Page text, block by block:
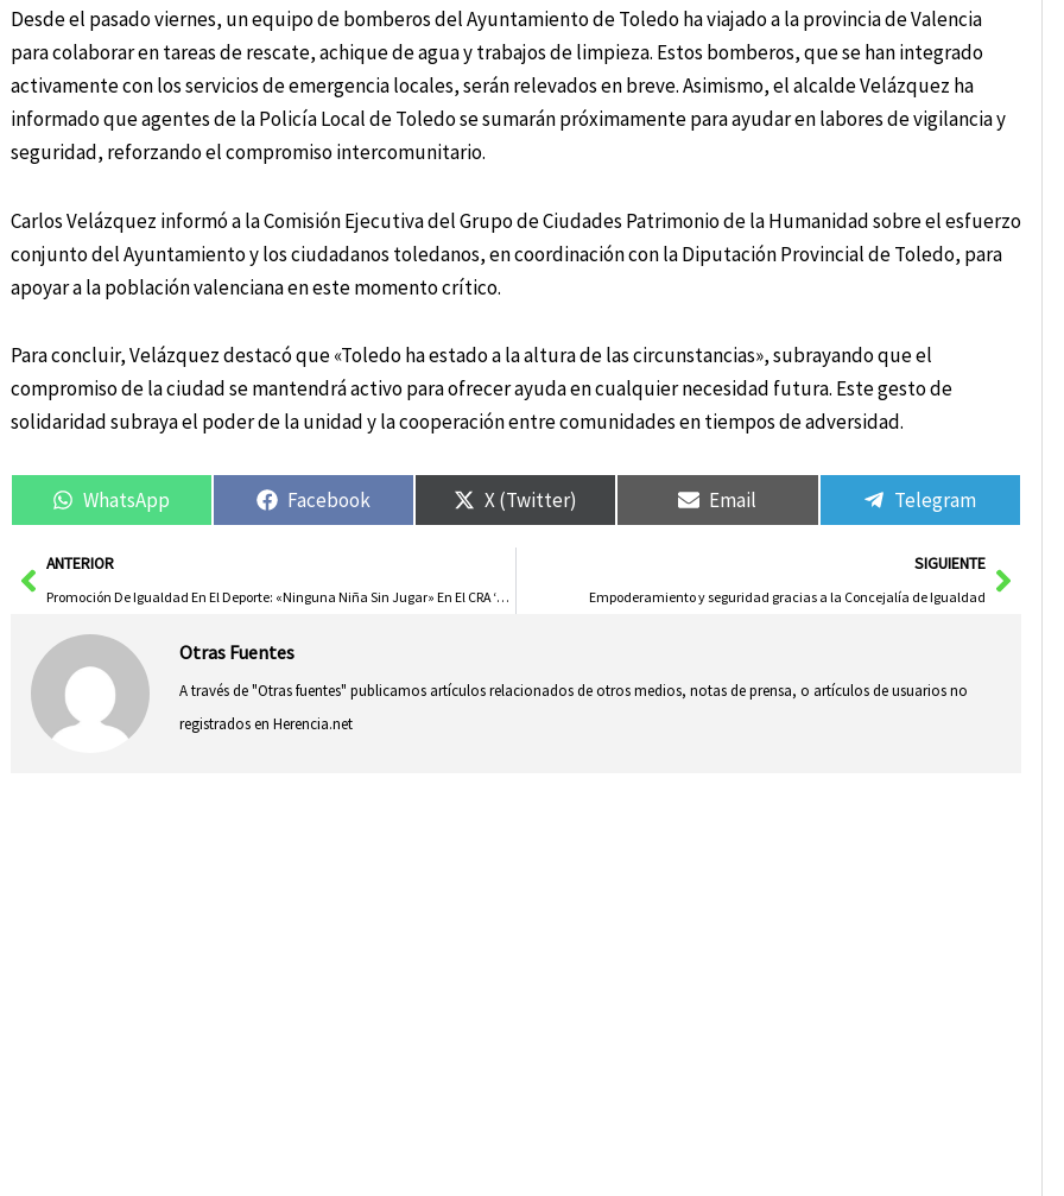
Desde el pasado viernes, un equipo de bomberos del Ayuntamiento de Toledo ha viajado a la provincia de Valencia
para colaborar en tareas de rescate, achique de agua y trabajos de limpieza. Estos bomberos, que se han integrado
activamente con los servicios de emergencia locales, serán relevados en breve. Asimismo, el alcalde Velázquez ha
informado que agentes de la Policía Local de Toledo se sumarán próximamente para ayudar en labores de vigilancia y
seguridad, reforzando el compromiso intercomunitario.
Carlos Velázquez informó a la Comisión Ejecutiva del Grupo de Ciudades Patrimonio de la Humanidad sobre el esfuerzo
conjunto del Ayuntamiento y los ciudadanos toledanos, en coordinación con la Diputación Provincial de Toledo, para
apoyar a la población valenciana en este momento crítico.
Para concluir, Velázquez destacó que «Toledo ha estado a la altura de las circunstancias», subrayando que el
compromiso de la ciudad se mantendrá activo para ofrecer ayuda en cualquier necesidad futura. Este gesto de
solidaridad subraya el poder de la unidad y la cooperación entre comunidades en tiempos de adversidad.
WhatsApp Facebook X (Twitter) Email Telegram
AntANTERIOR
Promoción De Igualdad En El Deporte: «Ninguna Niña Sin Jugar» En El CRA ‘Valle De Alcudia’
SIGUIENTE
Empoderamiento y seguridad gracias a la Concejalía de Igualdad
Otras Fuentes
A través de "Otras fuentes" publicamos artículos relacionados de otros medios, notas de prensa, o artículos de usuarios no
registrados en Herencia.net